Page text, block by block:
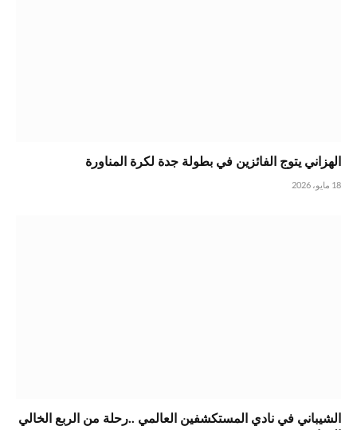
الهزاني يتوج الفائزين في بطولة جدة لكرة المناورة
18 مايو، 2026
الشيباني في نادي المستكشفين العالمي ..رحلة من الربع الخالي